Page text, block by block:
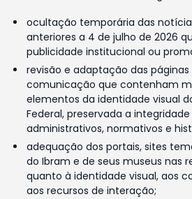
ocultação temporária das
anteriores a 4 de julho de 2026
publicidade institucional ou
revisão e adaptação das
comunicação que contenham
elementos da identidade visual
Federal, preservada a
administrativos, normativos e
adequação dos portais, sites
do Ibram e de seus museus nas
quanto à identidade visual, aos
aos recursos de interação;